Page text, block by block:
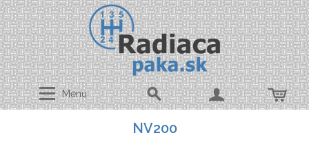
Menu
NV200